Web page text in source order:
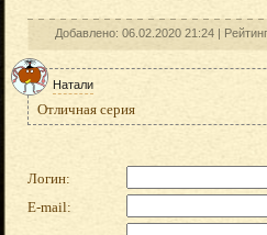
Добавлено: 06.02.2020 21:24 |
Натали
Отличная серия
Логин:
E-mail: